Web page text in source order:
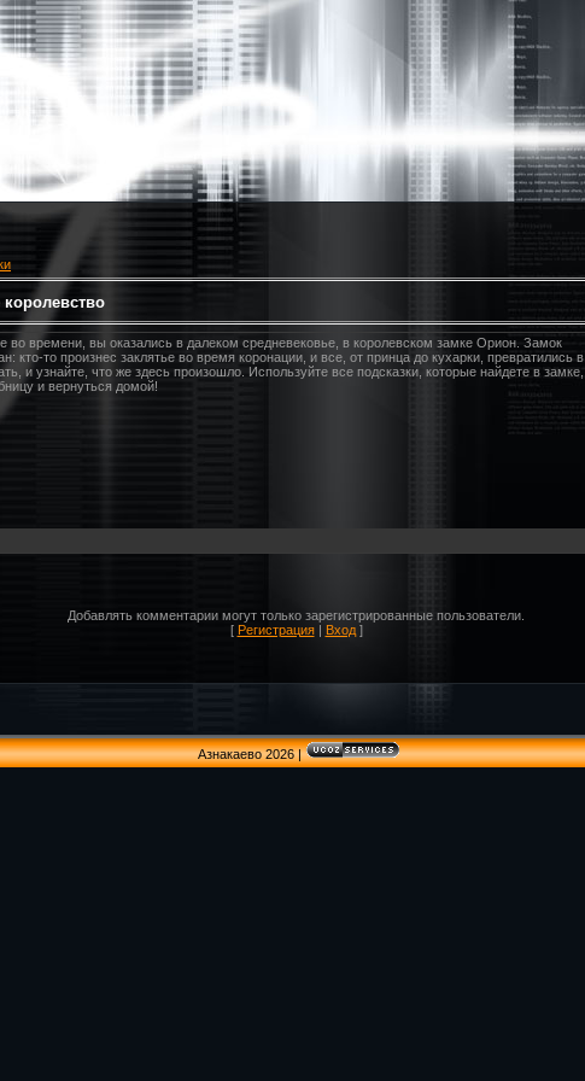
во времени, вы оказались в далеком средневековье, в королевском замке Орион. Замок
кто-то произнес заклятье во время коронации, и все, от принца до кухарки, превратились в
и узнайте, что же здесь произошло. Используйте все подсказки, которые найдете в замке,
и вернуться домой!
Добавлять комментарии могут только зарегистрированные пользователи.
[ Регистрация| Вход]
Азнакаево 2026|